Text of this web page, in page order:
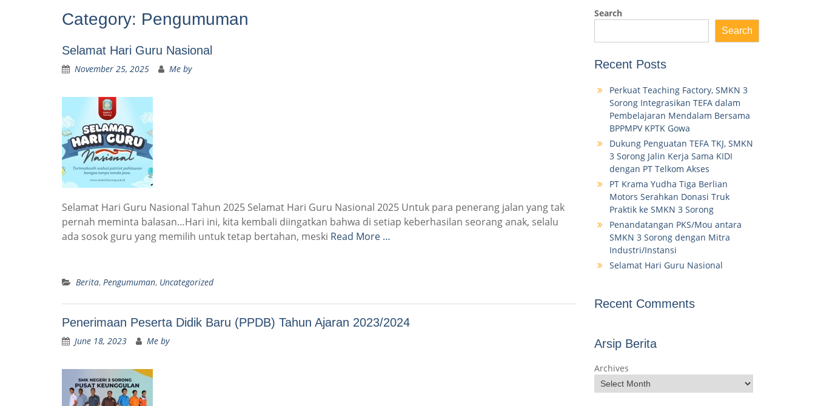
Category: Pengumuman
Selamat Hari Guru Nasional
November 25, 2025 Me by
Selamat Hari Guru Nasional Tahun 2025 Selamat Hari Guru Nasional 2025 Untuk para penerang jalan yang tak
pernah meminta balasan…Hari ini, kita kembali diingatkan bahwa di setiap keberhasilan seorang anak, selalu
ada sosok guru yang memilih untuk tetap bertahan, meski Read More …
Berita, Pengumuman, Uncategorized
Penerimaan Peserta Didik Baru (PPDB) Tahun Ajaran 2023/2024
June 18, 2023 Me by
Search
Search
Recent Posts
Perkuat Teaching Factory, SMKN 3
Sorong Integrasikan TEFA dalam
Pembelajaran Mendalam Bersama
BPPMPV KPTK Gowa
Dukung Penguatan TEFA TKJ, SMKN
3 Sorong Jalin Kerja Sama KIDI
dengan PT Telkom Akses
PT Krama Yudha Tiga Berlian
Motors Serahkan Donasi Truk
Praktik ke SMKN 3 Sorong
Penandatangan PKS/Mou antara
SMKN 3 Sorong dengan Mitra
Industri/Instansi
Selamat Hari Guru Nasional
Recent Comments
Arsip Berita
Archives